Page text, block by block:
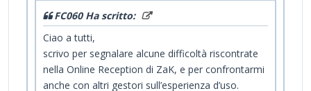
FC060 Ha scritto:
Ciao a tutti,
scrivo per segnalare alcune difficoltà riscontrate
nella Online Reception di ZaK, e per confrontarmi
anche con altri gestori sull’esperienza d’uso.